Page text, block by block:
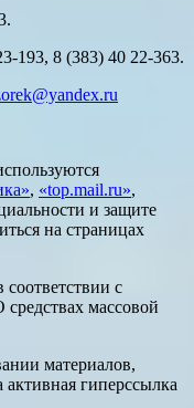
193, 8 (383) 40 22-363.
, «top.mail.ru»,
и защите
на страницах
соответствии с
массовой
материалов,
активная гиперссылка